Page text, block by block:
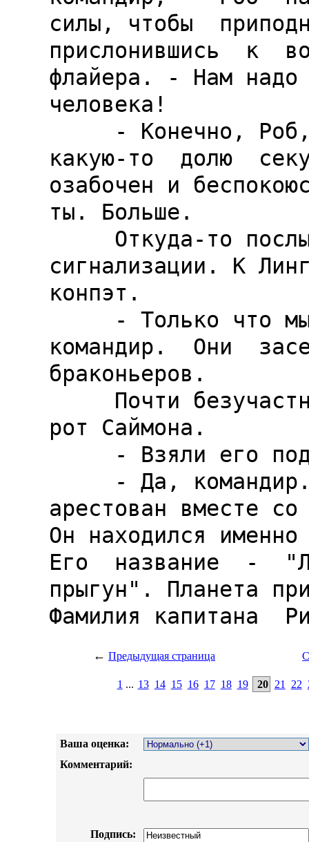
← Предыдущая страница
1 ... 13 14 15 16 17 18 19 20 21 22
Ваша оценка:
Комментарий:
Подпись: